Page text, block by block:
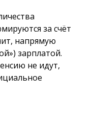
за счёт
напрямую
зарплатой.
не идут,